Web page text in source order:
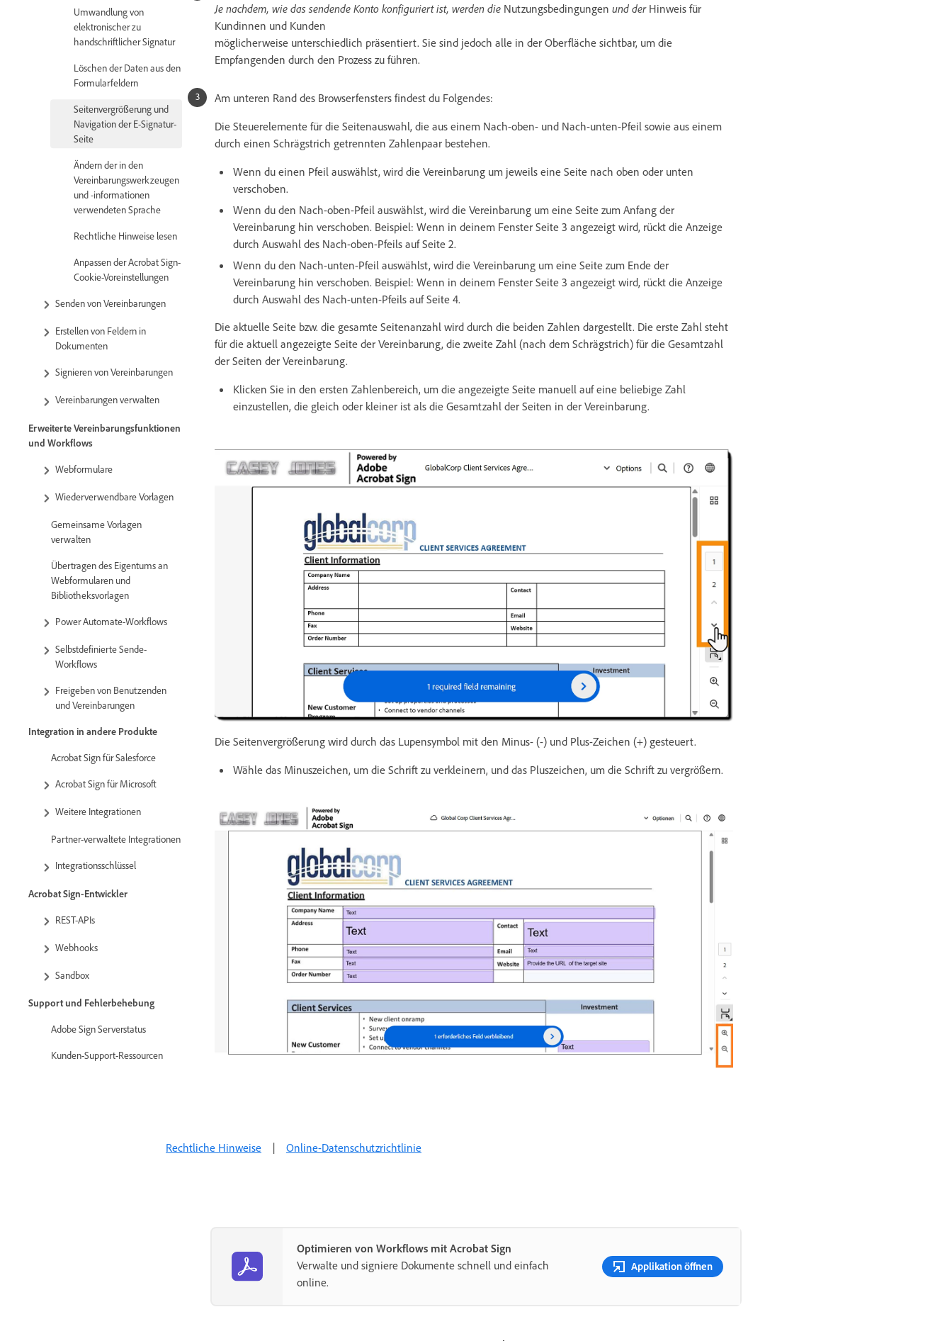
Umwandlung von
elektronischer zu
handschriftlicher Signatur
Löschen der Daten aus den
Formularfeldern
Seitenvergrößerung und
Navigation der E-Signatur-
Seite
Ändern der in den
Vereinbarungswerkzeugen
und -informationen
verwendeten Sprache
Rechtliche Hinweise lesen
Anpassen der Acrobat Sign-
Cookie-Voreinstellungen
Senden von Vereinbarungen
Erstellen von Feldern in
Dokumenten
Signieren von Vereinbarungen
Vereinbarungen verwalten
Erweiterte Vereinbarungsfunktionen
und Workflows
Webformulare
Wiederverwendbare Vorlagen
Gemeinsame Vorlagen
verwalten
Übertragen des Eigentums an
Webformularen und
Bibliotheksvorlagen
Power Automate-Workflows
Selbstdefinierte Sende-
Workflows
Freigeben von Benutzenden
und Vereinbarungen
Integration in andere Produkte
Acrobat Sign für Salesforce
Acrobat Sign für Microsoft
Weitere Integrationen
Partner-verwaltete Integrationen
Integrationsschlüssel
Acrobat Sign-Entwickler
REST-APIs
Webhooks
Sandbox
Support und Fehlerbehebung
Adobe Sign Serverstatus
Kunden-Support-Ressourcen
Je nachdem, wie das sendende Konto konfiguriert ist, werden die Nutzungsbedingungen und der Hinweis für
Kundinnen und Kunden
möglicherweise unterschiedlich präsentiert. Sie sind jedoch alle in der Oberfläche sichtbar, um die
Empfangenden durch den Prozess zu führen.
Am unteren Rand des Browserfensters findest du Folgendes:
Die Steuerelemente für die Seitenauswahl, die aus einem Nach-oben- und Nach-unten-Pfeil sowie aus einem
durch einen Schrägstrich getrennten Zahlenpaar bestehen.
Wenn du einen Pfeil auswählst, wird die Vereinbarung um jeweils eine Seite nach oben oder unten
verschoben.
Wenn du den Nach-oben-Pfeil auswählst, wird die Vereinbarung um eine Seite zum Anfang der
Vereinbarung hin verschoben. Beispiel: Wenn in deinem Fenster Seite 3 angezeigt wird, rückt die Anzeige
durch Auswahl des Nach-oben-Pfeils auf Seite 2.
Wenn du den Nach-unten-Pfeil auswählst, wird die Vereinbarung um eine Seite zum Ende der
Vereinbarung hin verschoben. Beispiel: Wenn in deinem Fenster Seite 3 angezeigt wird, rückt die Anzeige
durch Auswahl des Nach-unten-Pfeils auf Seite 4.
Die aktuelle Seite bzw. die gesamte Seitenanzahl wird durch die beiden Zahlen dargestellt. Die erste Zahl steht
für die aktuell angezeigte Seite der Vereinbarung, die zweite Zahl (nach dem Schrägstrich) für die Gesamtzahl
der Seiten der Vereinbarung.
Klicken Sie in den ersten Zahlenbereich, um die angezeigte Seite manuell auf eine beliebige Zahl
einzustellen, die gleich oder kleiner ist als die Gesamtzahl der Seiten in der Vereinbarung.
Die Seitenvergrößerung wird durch das Lupensymbol mit den Minus- (-) und Plus-Zeichen (+) gesteuert.
Wähle das Minuszeichen, um die Schrift zu verkleinern, und das Pluszeichen, um die Schrift zu vergrößern.
Rechtliche Hinweise | Online-Datenschutzrichtlinie
Optimieren von Workflows mit Acrobat Sign
Verwalte und signiere Dokumente schnell und einfach
online.
Applikation öffnen